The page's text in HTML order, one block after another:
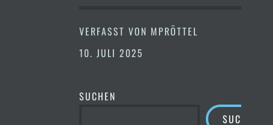
VERFASST VON MPRÖTTEL
10. JULI 2025
SUCHEN
SUCHEN